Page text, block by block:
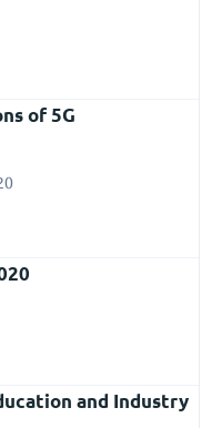
of 5G
and Industry